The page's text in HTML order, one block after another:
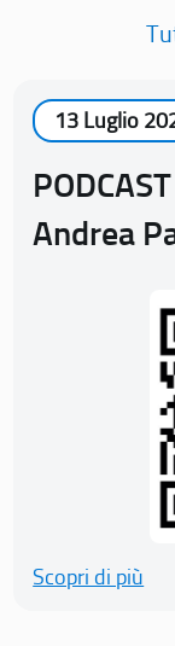
13 Luglio
Andrea
Scopri di più